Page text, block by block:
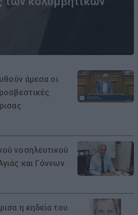
άμεσα οι
νοσηλευτικού
και Γόννων
η κηδεία του